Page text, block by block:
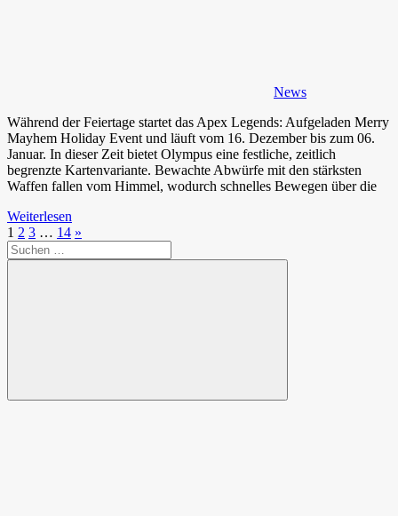
News
Während der Feiertage startet das Apex Legends: Aufgeladen Merry
Mayhem Holiday Event und läuft vom 16. Dezember bis zum 06.
Januar. In dieser Zeit bietet Olympus eine festliche, zeitlich
begrenzte Kartenvariante. Bewachte Abwürfe mit den stärksten
Waffen fallen vom Himmel, wodurch schnelles Bewegen über die
Weiterlesen
Seitennummerierung
der
1 2 3 … 14 Nächste
»
Suchen
nach:
Suchen